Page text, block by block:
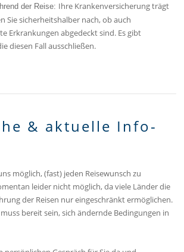
der Reise: Ihre Krankenversicherung trägt
Sie sicherheitshalber nach, ob auch
Erkrankungen abgedeckt sind. Es gibt
diesen Fall ausschließen.
& aktuelle Info-
möglich, (fast) jeden Reisewunsch zu
leider nicht möglich, da viele Länder die
der Reisen nur eingeschränkt ermöglichen.
bereit sein, sich ändernde Bedingungen in